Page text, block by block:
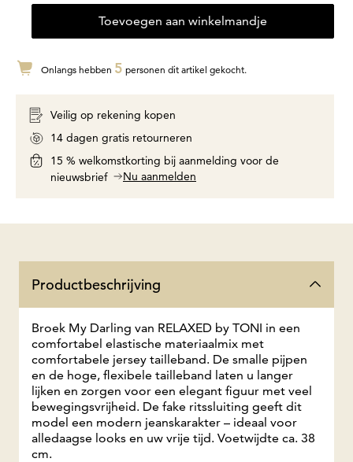
Toevoegen aan winkelmandje
Onlangs hebben 5 personen dit artikel gekocht.
Veilig op rekening kopen
14 dagen gratis retourneren
15 % welkomstkorting bij aanmelding voor de
nieuwsbrief
Nu aanmelden
Productbeschrijving
Broek My Darling van RELAXED by TONI in een
comfortabel elastische materiaalmix met
comfortabele jersey tailleband. De smalle pijpen
en de hoge, flexibele tailleband laten u langer
lijken en zorgen voor een elegant figuur met veel
bewegingsvrijheid. De fake ritssluiting geeft dit
model een modern jeanskarakter – ideaal voor
alledaagse looks en uw vrije tijd. Voetwijdte ca. 38
cm.